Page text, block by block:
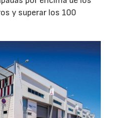
y superar los 100